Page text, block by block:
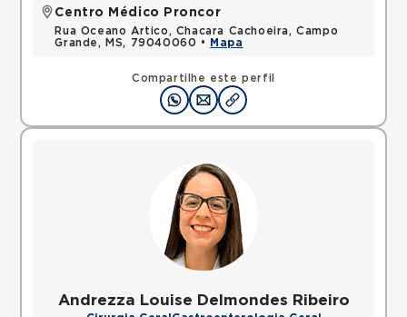
Compartilhe este perfil
Centro Médico Proncor
Rua Oceano Artico, Chacara Cachoeira, Campo
Grande, MS, 79040060 •
Mapa
Andrezza Louise Delmondes Ribeiro